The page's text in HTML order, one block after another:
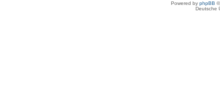
Powered by phpBB
Deutsche